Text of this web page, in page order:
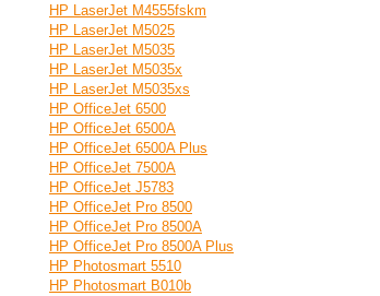
HP LaserJet M4555fskm
HP LaserJet M5025
HP LaserJet M5035
HP LaserJet M5035x
HP LaserJet M5035xs
HP OfficeJet 6500
HP OfficeJet 6500A
HP OfficeJet 6500A Plus
HP OfficeJet 7500A
HP OfficeJet J5783
HP OfficeJet Pro 8500
HP OfficeJet Pro 8500A
HP OfficeJet Pro 8500A Plus
HP Photosmart 5510
HP Photosmart B010b